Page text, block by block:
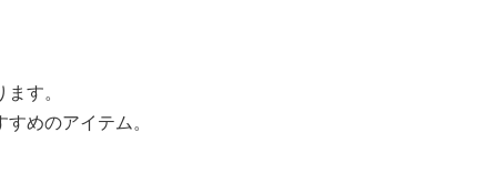
す。
めのアイテム。